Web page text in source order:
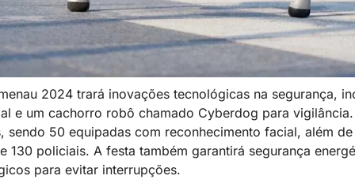
2024 trará inovações tecnológicas na segurança,
e um cachorro robô chamado Cyberdog para
sendo 50 equipadas com reconhecimento facial, além
130 policiais. A festa também garantirá segurança
para evitar interrupções.